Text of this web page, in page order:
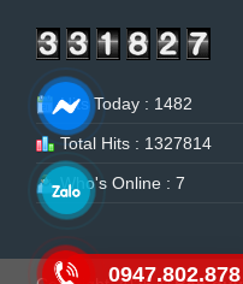
Hits Today : 1482
Total Hits : 1327814
Who's Online : 7
0947.802.878